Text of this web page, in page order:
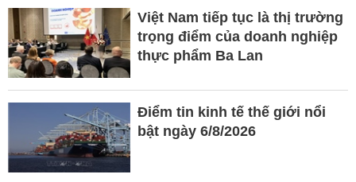
Việt Nam tiếp tục là thị trường
trọng điểm của doanh nghiệp
thực phẩm Ba Lan
Điểm tin kinh tế thế giới nổi
bật ngày 6/8/2026